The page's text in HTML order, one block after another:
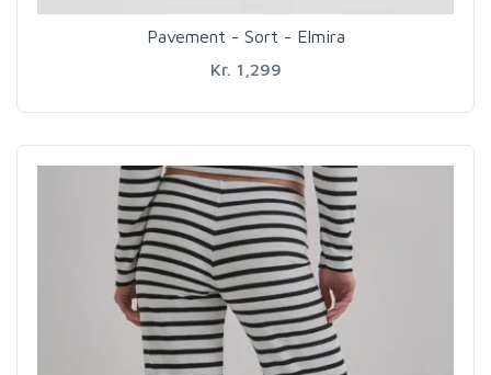
Pavement - Sort - Elmira
Kr. 1,299